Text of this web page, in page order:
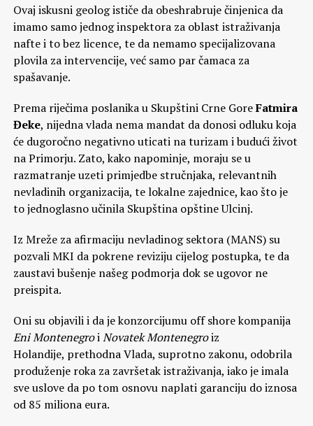
Ovaj iskusni geolog ističe da obeshrabruje činjenica da
imamo samo jednog inspektora za oblast istraživanja
nafte i to bez licence, te da nemamo specijalizovana
plovila za intervencije, već samo par čamaca za
spašavanje.
Prema riječima poslanika u Skupštini Crne GoreFatmira
Đeke, nijedna vlada nema mandat da donosi odluku koja
će dugoročno negativno uticati na turizam i budući život
na Primorju. Zato, kako napominje, moraju se u
razmatranje uzeti primjedbe stručnjaka, relevantnih
nevladinih organizacija, te lokalne zajednice, kao što je
to jednoglasno učinila Skupština opštine Ulcinj.
Iz Mreže za afirmaciju nevladinog sektora (MANS) su
pozvali MKI da pokrene reviziju cijelog postupka, te da
zaustavi bušenje našeg podmorja dok se ugovor ne
preispita.
Oni su objavili i da je konzorcijumu off shore kompanija
Eni MontenegroiNovatek Montenegroiz
Holandije, prethodna Vlada, suprotno zakonu, odobrila
produženje roka za završetak istraživanja, iako je imala
sve uslove da po tom osnovu naplati garanciju do iznosa
od 85 miliona eura.